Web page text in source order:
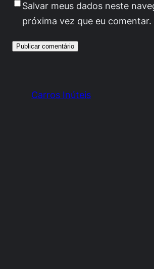
Salvar meus dados neste
próxima vez que eu comentar.
Carros Inúteis